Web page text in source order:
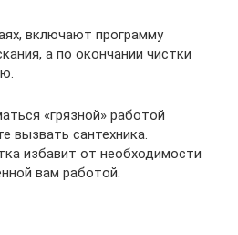
включают программу
а по окончании чистки
«грязной» работой
вызвать сантехника.
избавит от необходимости
вам работой.